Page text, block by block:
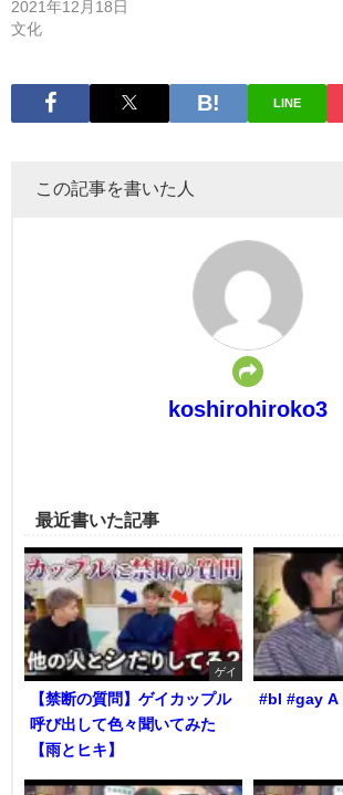
2021年12月18日
文化
LINE
この記事を書いた人
koshirohiroko3
最近書いた記事
ゲイ
【禁断の質問】ゲイカップル
呼び出して色々聞いてみた
【雨とヒキ】
#bl #gay